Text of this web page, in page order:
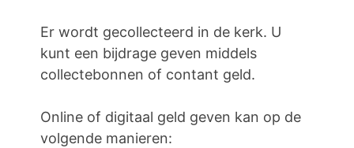
Er wordt gecollecteerd in de kerk. U
kunt een bijdrage geven middels
collectebonnen of contant geld.
Online of digitaal geld geven kan op de
volgende manieren: